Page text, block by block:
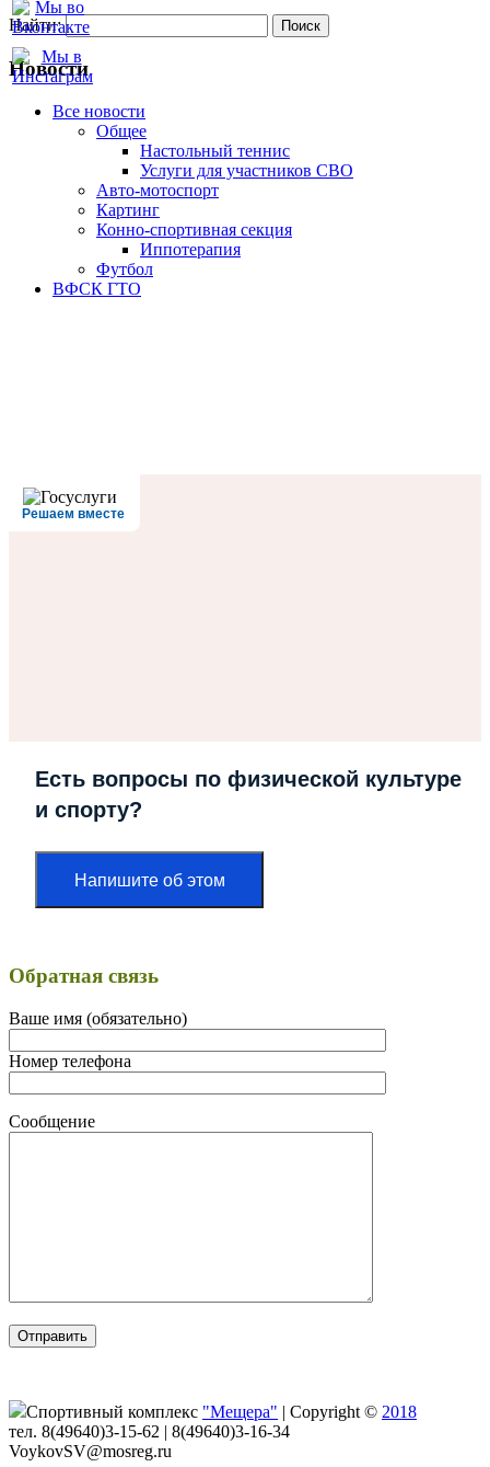
Найти:
Новости
Все новости
Oбщее
Настольный теннис
Услуги для участников СВО
Авто-мотоспорт
Картинг
Конно-спортивная секция
Иппотерапия
Футбол
ВФСК ГТО
Решаем вместе
Есть вопросы по физической культуре
и спорту?
Напишите об этом
Обратная связь
Ваше имя (обязательно)
Номер телефона
Сообщение
Спортивный комплекс "Мещера" | Copyright © 2018
тел. 8(49640)3-15-62 | 8(49640)3-16-34
VoykovSV@mosreg.ru